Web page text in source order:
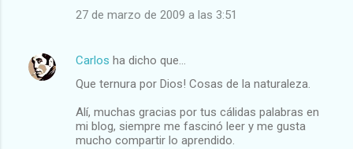
27 de marzo de 2009 a las 3:51
Carlos ha dicho que…
Que ternura por Dios! Cosas de la naturaleza.
Alí, muchas gracias por tus cálidas palabras en
mi blog, siempre me fascinó leer y me gusta
mucho compartir lo aprendido.